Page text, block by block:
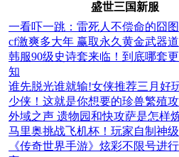
盛世三国新服
一看吓一跳：雷死人不偿命的囧
cf激爽多大年 赢取永久黄金武器
韩服90级史诗套来临！到底哪套
知
谁先脱光谁就输!女侠推荐三月好
少侠！这就是你想要的珍兽繁殖攻
外域之声 遗物园和快攻萨是怎样
马里奥挑战飞机杯！玩家自制神
《传奇世界手游》炫彩不限号进